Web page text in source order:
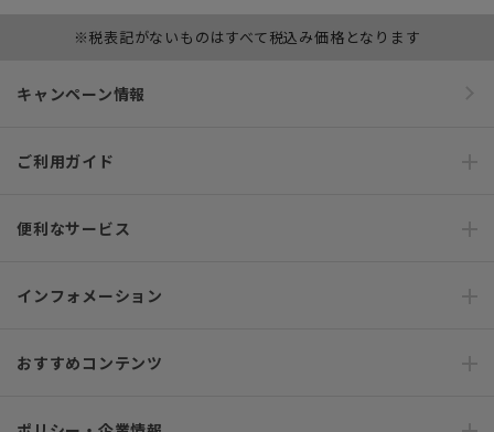
※税表記がないものはすべて税込み価格となります
キャンペーン情報
ご利用ガイド
便利なサービス
インフォメーション
おすすめコンテンツ